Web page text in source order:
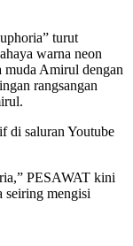
turut
warna neon
muda Amirul dengan
rangsangan
di saluran Youtube
PESAWAT kini
seiring mengisi